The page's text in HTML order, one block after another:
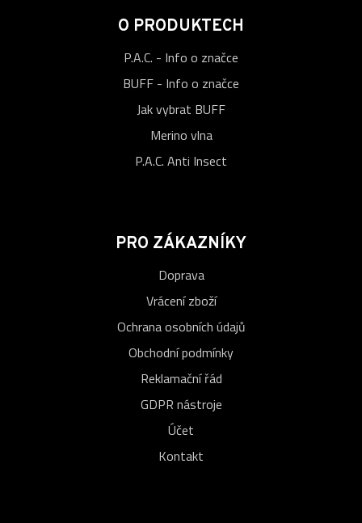
O PRODUKTECH
P.A.C. - Info o značce
BUFF - Info o značce
Jak vybrat BUFF
Merino vlna
P.A.C. Anti Insect
PRO ZÁKAZNÍKY
Doprava
Vrácení zboží
Ochrana osobních údajů
Obchodní podmínky
Reklamační řád
GDPR nástroje
Účet
Kontakt